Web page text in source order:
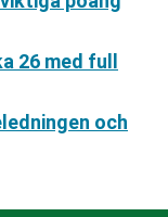
26 med full
och